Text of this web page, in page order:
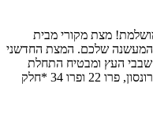
מצת מקורי מבית
המעשנה שלכם. המצת החדשני
העץ ומבטיח התחלת
22 ופרו 34
*חלק